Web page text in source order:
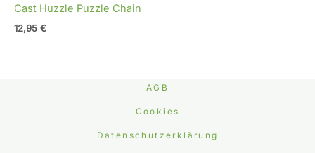
Cast Huzzle Puzzle Chain
12,95 €
AGB
Cookies
Datenschutzerklärung